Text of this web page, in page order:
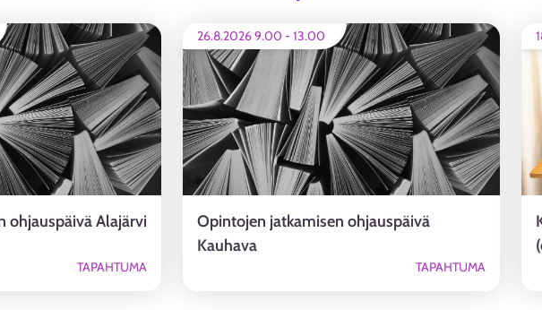
ohjauspäivä Alajärvi
TAPAHTUMA
26.8.2026 9.00 -13.00
Opintojen jatkamisen ohjauspäivä
Kauhava
TAPAHTUMA